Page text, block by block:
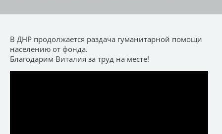
В ДНР продолжается раздача гуманитарной помощи
населению от фонда.
Благодарим Виталия за труд на месте!